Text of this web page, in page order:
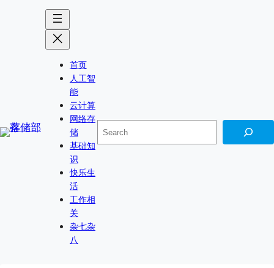
首页
人工智
能
云计算
网络存
储
基础知
识
快乐生
活
工作相
关
杂七杂
八
搜
索